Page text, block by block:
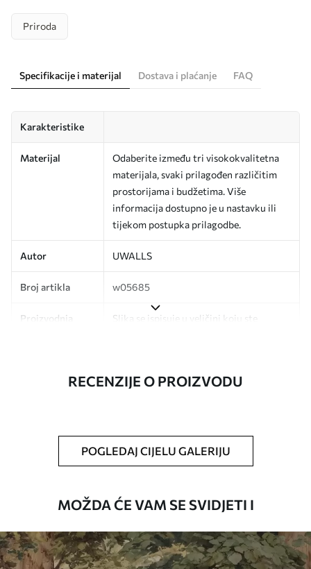
Priroda
Specifikacije i materijal Dostava i plaćanje FAQ
Karakteristike
Materijal
Odaberite između tri visokokvalitetna
materijala, svaki prilagođen različitim
prostorijama i budžetima. Više
informacija dostupno je u nastavku ili
tijekom postupka prilagodbe.
Autor UWALLS
Broj artikla w05685
Proizvodnja
Slika se ispisuje u veličini koju ste
Možete dodati premaz od laka i/ili ljepilo
spužvom. Lakirane tapete mogu se čistiti
vodom.
Način primjene Besprijekorna primjena
Dostupni materijali
RECENZIJE O PROIZVODU
POGLEDAJ CIJELU GALERIJU
MOŽDA ĆE VAM SE SVIDJETI I